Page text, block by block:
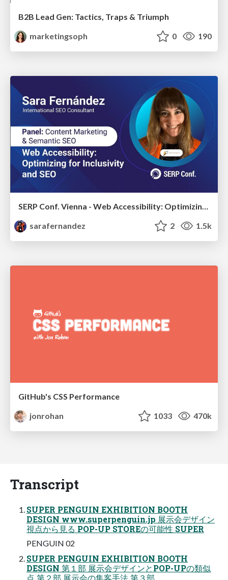
B2B Lead Gen: Tactics, Traps & Triumph
marketingsoph
0 190
SERP Conf. Vienna - Web Accessibility: Optimizing for Inclusivity and SEO
sarafernandez
2 1.5k
GitHub's CSS Performance
jonrohan
1033 470k
Transcript
SUPER PENGUIN EXHIBITION BOOTH
DESIGN www.superpenguin.jp 展示会デザイン
視点から見る POP-UP STOREの可能性 SUPER
PENGUIN 02
SUPER PENGUIN EXHIBITION BOOTH
DESIGN 第１部 展示会デザインとPOP-UPの類似
点 第２部 展示会の集客手法 第３部